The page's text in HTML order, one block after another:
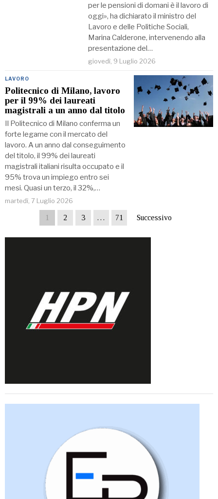
per le pensioni di domani è il lavoro di
oggi», ha dichiarato il ministro del
Lavoro e delle Politiche Sociali,
Marina Calderone, intervenendo alla
presentazione del…
giovedì, 9 Luglio 2026
LAVORO
Politecnico di Milano, lavoro
per il 99% dei laureati
magistrali a un anno dal titolo
Il Politecnico di Milano conferma un
forte legame con il mercato del
lavoro. A un anno dal conseguimento
del titolo, il 99% dei laureati
magistrali italiani risulta occupato e il
95% trova un impiego entro sei
mesi. Quasi un terzo, il 32%,…
martedì, 7 Luglio 2026
1 2 3 … 71 Successivo